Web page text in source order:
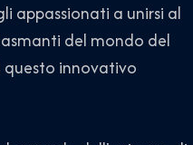
appassionati a unirsi al
del mondo del
questo innovativo